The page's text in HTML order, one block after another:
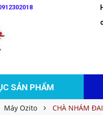
SẢN PHẨM
Máy Ozito CHÀ NHÁM
ĐAI NHỎ CHI TIẾT - FSR-